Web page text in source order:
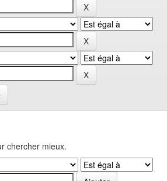
chercher mieux.